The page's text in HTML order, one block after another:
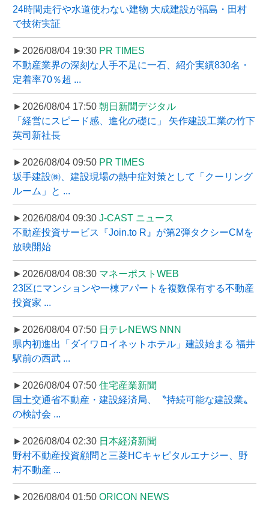
24時間走行や水道使わない建物 大成建設が福島・田村
で技術実証
►2026/08/04 19:30 PR TIMES
不動産業界の深刻な人手不足に一石、紹介実績830名・
定着率70％超 ...
►2026/08/04 17:50 朝日新聞デジタル
「経営にスピード感、進化の礎に」 矢作建設工業の竹下
英司新社長
►2026/08/04 09:50 PR TIMES
坂手建設㈱、建設現場の熱中症対策として「クーリング
ルーム」と ...
►2026/08/04 09:30 J-CAST ニュース
不動産投資サービス『Join.to R』が第2弾タクシーCMを
放映開始
►2026/08/04 08:30 マネーポストWEB
23区にマンションや一棟アパートを複数保有する不動産
投資家 ...
►2026/08/04 07:50 日テレNEWS NNN
県内初進出「ダイワロイネットホテル」建設始まる 福井
駅前の西武 ...
►2026/08/04 07:50 住宅産業新聞
国土交通省不動産・建設経済局、〝持続可能な建設業〟
の検討会 ...
►2026/08/04 02:30 日本経済新聞
野村不動産投資顧問と三菱HCキャピタルエナジー、野
村不動産 ...
►2026/08/04 01:50 ORICON NEWS